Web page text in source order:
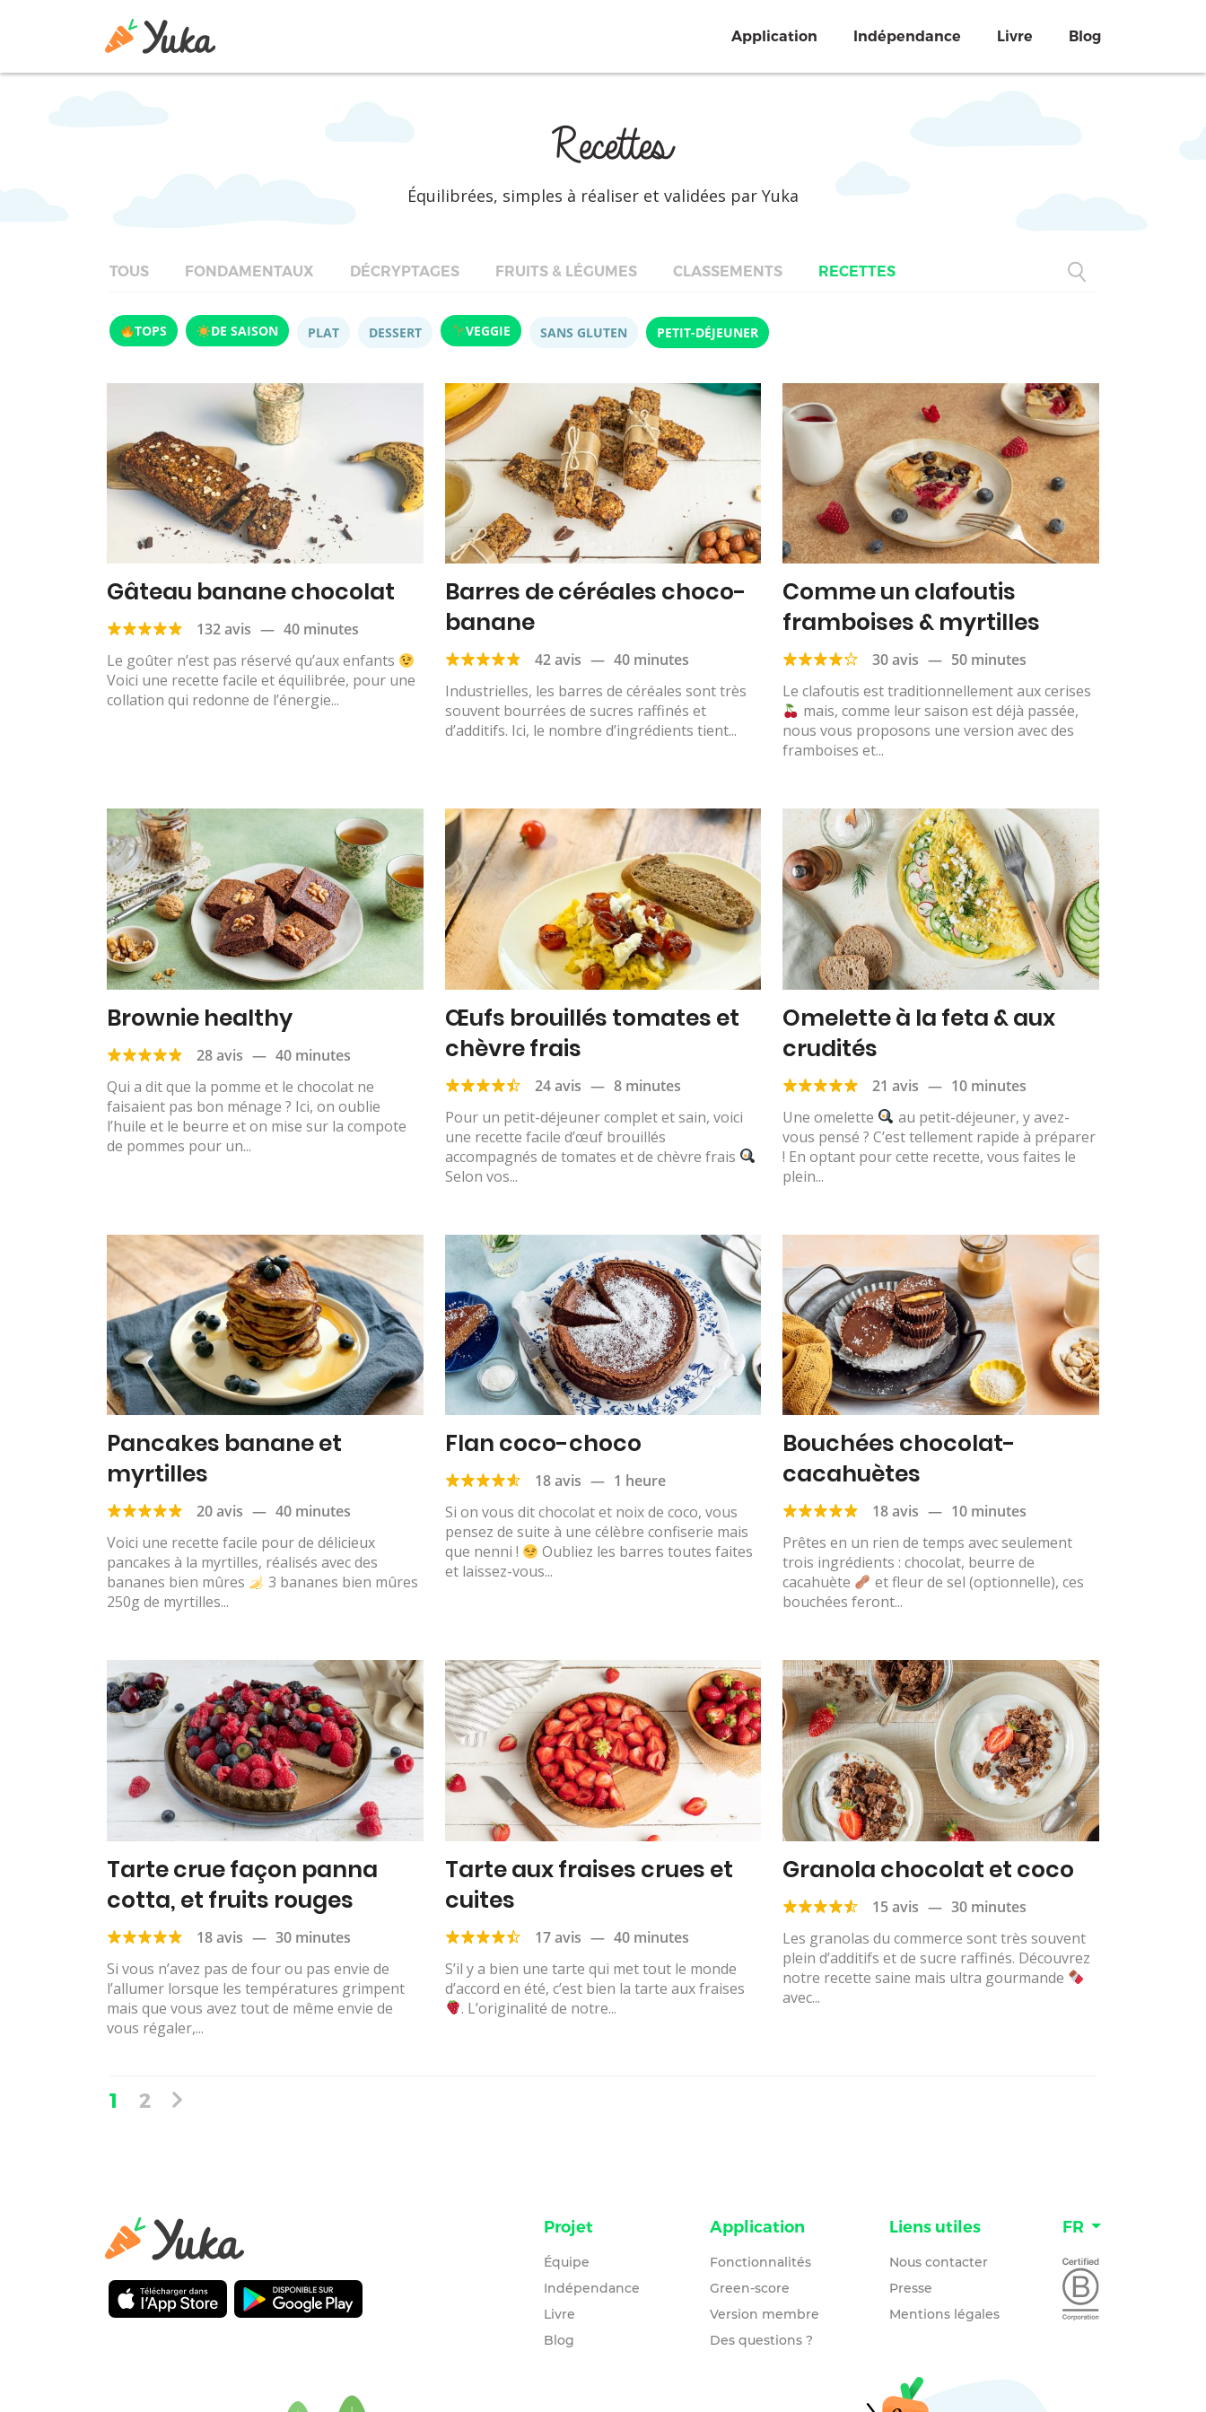
Application Indépendance Livre Blog
Recettes
Équilibrées, simples à réaliser et validées par Yuka
TOUS FONDAMENTAUX DÉCRYPTAGES FRUITS & LÉGUMES CLASSEMENTS RECETTES
TOPS DE SAISON PLAT DESSERT VEGGIE SANS GLUTEN PETIT-DÉJEUNER
Gâteau banane chocolat
132 avis — 40 minutes
Le goûter n’est pas réservé qu’aux enfants
Voici une recette facile et équilibrée, pour une
collation qui redonne de l’énergie...
Barres de céréales choco-
banane
42 avis — 40 minutes
Industrielles, les barres de céréales sont très
souvent bourrées de sucres raffinés et
d’additifs. Ici, le nombre d’ingrédients tient...
Comme un clafoutis
framboises & myrtilles
30 avis — 50 minutes
Le clafoutis est traditionnellement aux cerises
mais, comme leur saison est déjà passée,
nous vous proposons une version avec des
framboises et...
Brownie healthy
28 avis — 40 minutes
Qui a dit que la pomme et le chocolat ne
faisaient pas bon ménage ? Ici, on oublie
l’huile et le beurre et on mise sur la compote
de pommes pour un...
Œufs brouillés tomates et
chèvre frais
24 avis — 8 minutes
Pour un petit-déjeuner complet et sain, voici
une recette facile d’œuf brouillés
accompagnés de tomates et de chèvre frais
Selon vos...
Omelette à la feta & aux
crudités
21 avis — 10 minutes
Une omelette
au petit-déjeuner, y avez-
vous pensé ? C’est tellement rapide à préparer
! En optant pour cette recette, vous faites le
plein...
Pancakes banane et
myrtilles
20 avis — 40 minutes
Voici une recette facile pour de délicieux
pancakes à la myrtilles, réalisés avec des
bananes bien mûres
3 bananes bien mûres
250g de myrtilles...
Flan coco-choco
18 avis — 1 heure
Si on vous dit chocolat et noix de coco, vous
pensez de suite à une célèbre confiserie mais
que nenni !
Oubliez les barres toutes faites
et laissez-vous...
Bouchées chocolat-
cacahuètes
18 avis — 10 minutes
Prêtes en un rien de temps avec seulement
trois ingrédients : chocolat, beurre de
cacahuète
et fleur de sel (optionnelle), ces
bouchées feront...
Tarte crue façon panna
cotta, et fruits rouges
18 avis — 30 minutes
Si vous n’avez pas de four ou pas envie de
l’allumer lorsque les températures grimpent
mais que vous avez tout de même envie de
vous régaler,...
Tarte aux fraises crues et
cuites
17 avis — 40 minutes
S’il y a bien une tarte qui met tout le monde
d’accord en été, c’est bien la tarte aux fraises
. L’originalité de notre...
Granola chocolat et coco
15 avis — 30 minutes
Les granolas du commerce sont très souvent
plein d’additifs et de sucre raffinés. Découvrez
notre recette saine mais ultra gourmande
avec...
1 2
Projet
Équipe
Indépendance
Livre
Blog
Application
Fonctionnalités
Green-score
Version membre
Des questions ?
Liens utiles
Nous contacter
Presse
Mentions légales
FR